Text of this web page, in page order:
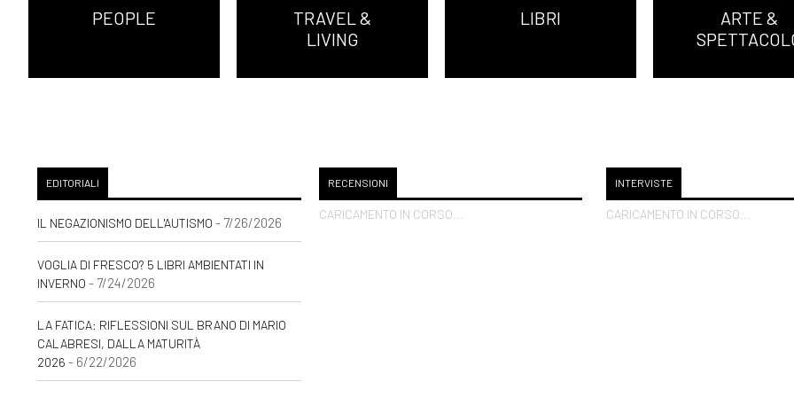
PEOPLE
TRAVEL &
LIVING
LIBRI
ARTE &
EDITORIALI
IL NEGAZIONISMO DELL'AUTISMO - 7/26/2026
VOGLIA DI FRESCO? 5 LIBRI AMBIENTATI IN
INVERNO - 7/24/2026
LA FATICA: RIFLESSIONI SUL BRANO DI MARIO
CALABRESI, DALLA MATURITÀ
2026 - 6/22/2026
RECENSIONI
CARICAMENTO IN CORSO...
INTERVISTE
CARICAMENTO IN CORSO...